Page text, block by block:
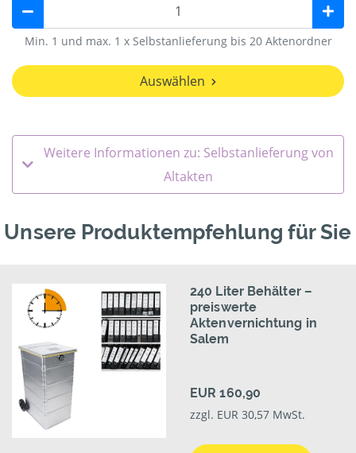
Min. 1 und max. 1 x Selbstanlieferung bis 20 Aktenordner
Auswählen
Weitere Informationen zu: Selbstanlieferung von
Altakten
Unsere Produktempfehlung für Sie
240 Liter Behälter –
preiswerte
Aktenvernichtung in
Salem
EUR 160,90
zzgl. EUR 30,57 MwSt.